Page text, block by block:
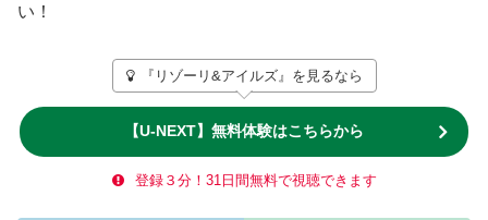
い！
『リゾーリ&アイルズ』を見るなら
【U-NEXT】無料体験はこちらから
登録３分！31日間無料で視聴できます